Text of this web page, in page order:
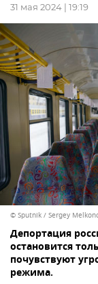
31 мая 2024 | 19:19
© Sputnik / Sergey
Депортация
остановится
почувствуют
режима.